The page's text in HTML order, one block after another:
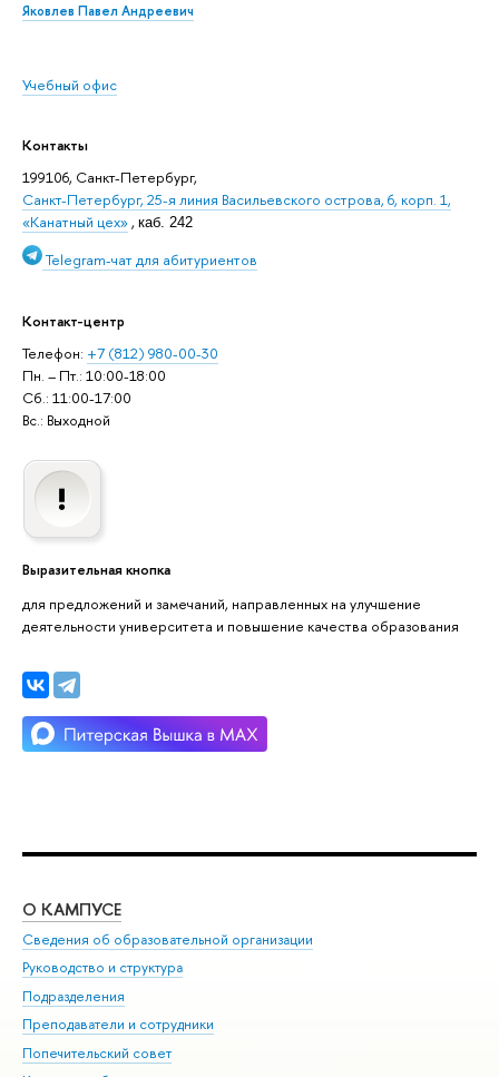
Яковлев Павел Андреевич
Учебный офис
Контакты
199106, Санкт-Петербург,
Санкт-Петербург, 25-я линия Васильевского острова, 6, корп. 1,
«Канатный цех», каб. 242
Telegram-чат для абитуриентов
Контакт-центр
Телефон: +7 (812) 980-00-30
Пн. – Пт.: 10:00-18:00
Сб.: 11:00-17:00
Вс.: Выходной
Выразительная кнопка
для предложений и замечаний, направленных на улучшение
деятельности университета и повышение качества образования
О КАМПУСЕ
Сведения об образовательной организации
Руководство и структура
Подразделения
Преподаватели и сотрудники
Попечительский совет